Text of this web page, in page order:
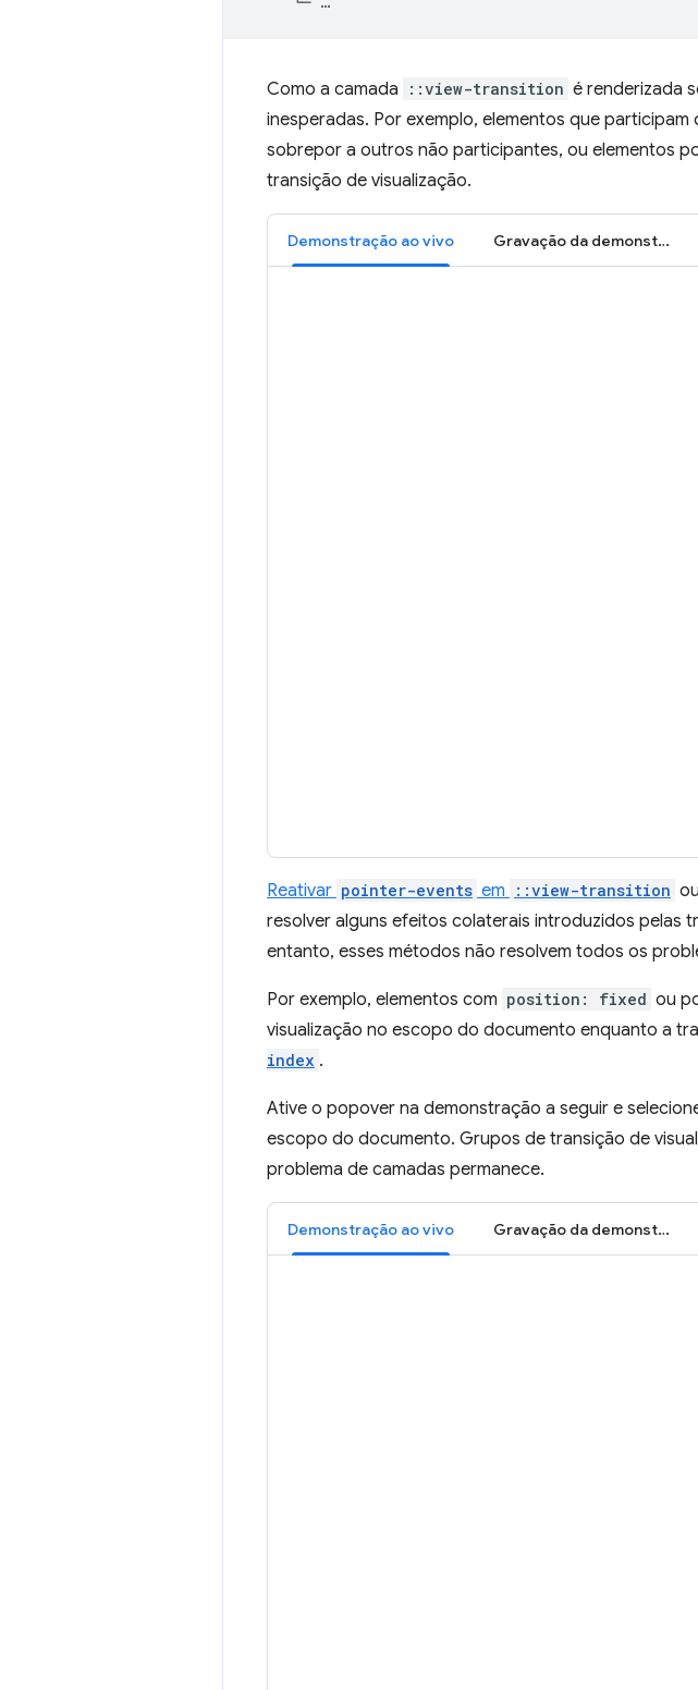
Como a camada ::view-transition é renderizada
inesperadas. Por exemplo, elementos que
sobrepor a outros não participantes, ou elementos
transição de visualização.
Demonstração ao vivo Gravação da demonstração
Reativar pointer-events em ::view-transition ou
resolver alguns efeitos colaterais introduzidos pelas
entanto, esses métodos não resolvem todos os
Por exemplo, elementos com position: fixed ou
visualização no escopo do documento enquanto a
index .
Ative o popover na demonstração a seguir e
escopo do documento. Grupos de transição de
problema de camadas permanece.
Demonstração ao vivo Gravação da demonstração